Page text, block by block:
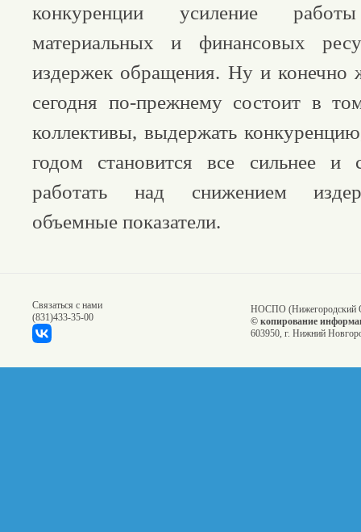
конкуренции усиление
материальных и финансовых
издержек обращения. Ну и конечно
сегодня по-прежнему состоит в
коллективы, выдержать
годом становится все сильнее и
работать над снижением
объемные показатели.
Связаться с нами
(831)433-35-00
НОСПО (Нижегородский
© копирование
603950, г. Нижний